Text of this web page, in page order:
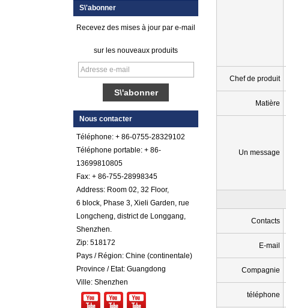
S\'abonner
Recevez des mises à jour par e-mail
sur les nouveaux produits
Nous contacter
Téléphone: + 86-0755-28329102
Téléphone portable: + 86-
13699810805
Fax: + 86-755-28998345
Address: Room 02, 32 Floor,
6 block, Phase 3, Xieli Garden, rue
Longcheng, district de Longgang,
Shenzhen.
Zip: 518172
Pays / Région: Chine (continentale)
Province / Etat: Guangdong
Ville: Shenzhen
Feuille de plastique
de verre gelée par
gel lisse
Feuille de galet de
verre cotonnée par
gel coloré par
couleur
Comstom Épaisseur
vendre
Panneau composé
plastique renforcé
Chef de produit
Matière
Un message
Contacts
E-mail
Compagnie
téléphone